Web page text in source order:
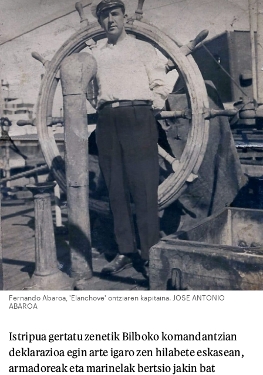
Fernando Abaroa, 'Elanchove' ontziaren kapitaina. JOSE ANTONIO
ABAROA
Istripua gertatu zenetik Bilboko komandantzian
deklarazioa egin arte igaro zen hilabete eskasean,
armadoreak eta marinelak bertsio jakin bat